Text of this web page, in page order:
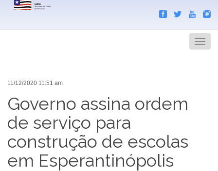
Menu
11/12/2020 11:51 am
Governo assina ordem
de serviço para
construção de escolas
em Esperantinópolis